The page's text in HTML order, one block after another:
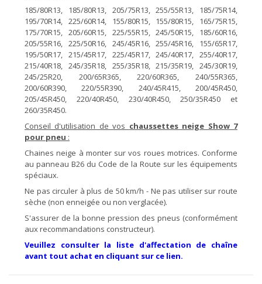
185/80R13, 185/80R13, 205/75R13, 255/55R13, 185/75R14,
195/70R14, 225/60R14, 155/80R15, 155/80R15, 165/75R15,
175/70R15, 205/60R15, 225/55R15, 245/50R15, 185/60R16,
205/55R16, 225/50R16, 245/45R16, 255/45R16, 155/65R17,
195/50R17, 215/45R17, 225/45R17, 245/40R17, 255/40R17,
215/40R18, 245/35R18, 255/35R18, 215/35R19, 245/30R19,
245/25R20, 200/65R365, 220/60R365, 240/55R365,
200/60R390, 220/55R390, 240/45R415, 200/45R450,
205/45R450, 220/40R450, 230/40R450, 250/35R450 et
260/35R450.
Conseil d'utilisation de vos chaussettes neige Show 7
pour pneu :
Chaines neige à monter sur vos roues motrices. Conforme
au panneau B26 du Code de la Route sur les équipements
spéciaux.
Ne pas circuler à plus de 50 km/h - Ne pas utiliser sur route
sèche (non enneigée ou non verglacée).
S'assurer de la bonne pression des pneus (conformément
aux recommandations constructeur).
Veuillez consulter la liste d'affectation de chaîne
avant tout achat en cliquant sur ce lien.